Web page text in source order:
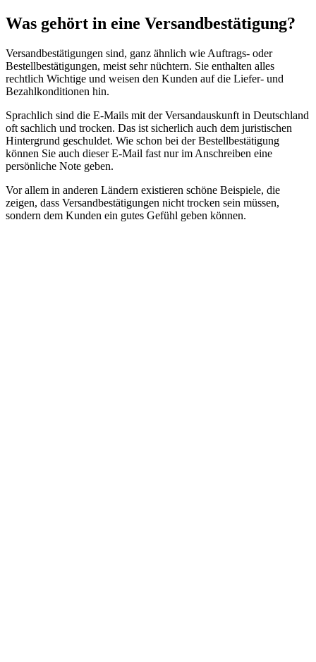
Was gehört in eine Versandbestätigung?
Versandbestätigungen sind, ganz ähnlich wie Auftrags- oder
Bestellbestätigungen, meist sehr nüchtern. Sie enthalten alles
rechtlich Wichtige und weisen den Kunden auf die Liefer- und
Bezahlkonditionen hin.
Sprachlich sind die E-Mails mit der Versandauskunft in Deutschland
oft sachlich und trocken. Das ist sicherlich auch dem juristischen
Hintergrund geschuldet. Wie schon bei der Bestellbestätigung
können Sie auch dieser E-Mail fast nur im Anschreiben eine
persönliche Note geben.
Vor allem in anderen Ländern existieren schöne Beispiele, die
zeigen, dass Versandbestätigungen nicht trocken sein müssen,
sondern dem Kunden ein gutes Gefühl geben können.